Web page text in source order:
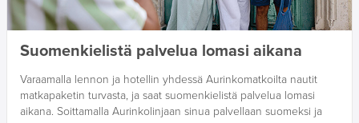
Suomenkielistä palvelua lomasi aikana
Varaamalla lennon ja hotellin yhdessä Aurinkomatkoilta nautit
matkapaketin turvasta, ja saat suomenkielistä palvelua lomasi
aikana. Soittamalla Aurinkolinjaan sinua palvellaan suomeksi ja